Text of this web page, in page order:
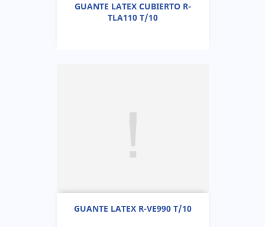
GUANTE LATEX CUBIERTO R-
TLA110 T/10
GUANTE LATEX R-VE990 T/10